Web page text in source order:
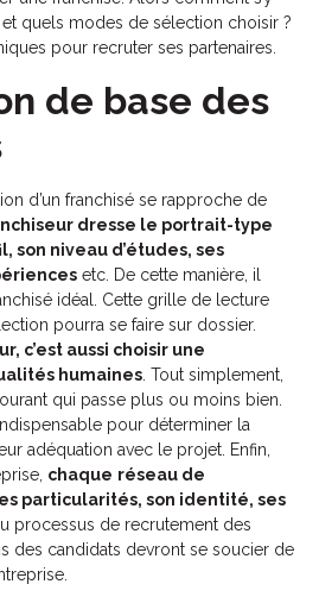
quels modes de sélection choisir ?
pour recruter ses partenaires.
de base des
d’un franchisé se rapproche de
dresse le portrait-type
son niveau d’études, ses
etc. De cette manière, il
idéal. Cette grille de lecture
pourra se faire sur dossier.
c’est aussi choisir une
humaines . Tout simplement,
qui passe plus ou moins bien.
pour déterminer la
adéquation avec le projet. Enfin,
chaque réseau de
particularités, son identité, ses
processus de recrutement des
des candidats devront se soucier de